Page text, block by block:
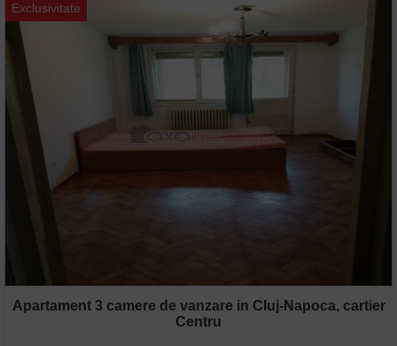
Exclusivitate
Apartament 3 camere de vanzare in Cluj-Napoca, cartier
Centru